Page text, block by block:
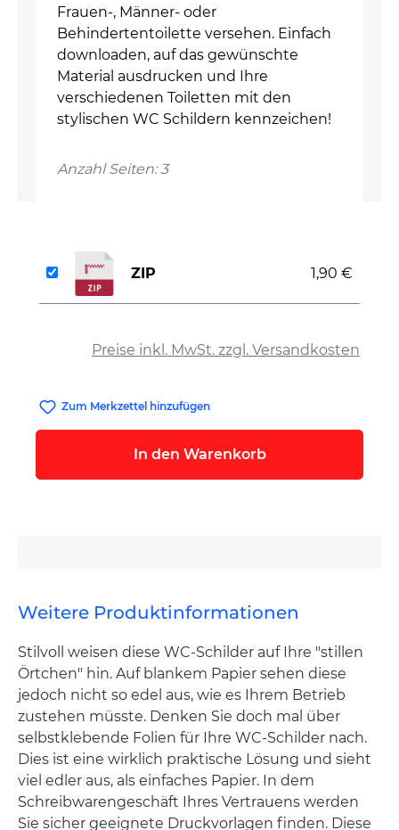
Frauen-, Männer- oder
Behindertentoilette versehen. Einfach
downloaden, auf das gewünschte
Material ausdrucken und Ihre
verschiedenen Toiletten mit den
stylischen WC Schildern kennzeichen!
Anzahl Seiten: 3
Preise inkl. MwSt. zzgl. Versandkosten
ZIP 1,90 €
Zum Merkzettel hinzufügen
In den Warenkorb
Weitere Produktinformationen
Stilvoll weisen diese WC-Schilder auf Ihre "stillen
Örtchen" hin. Auf blankem Papier sehen diese
jedoch nicht so edel aus, wie es Ihrem Betrieb
zustehen müsste. Denken Sie doch mal über
selbstklebende Folien für Ihre WC-Schilder nach.
Dies ist eine wirklich praktische Lösung und sieht
viel edler aus, als einfaches Papier. In dem
Schreibwarengeschäft Ihres Vertrauens werden
Sie sicher geeignete Druckvorlagen finden. Diese